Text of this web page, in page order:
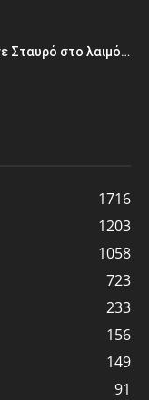
Σταυρό στο λαιμό…
1716
1203
1058
723
233
156
149
91